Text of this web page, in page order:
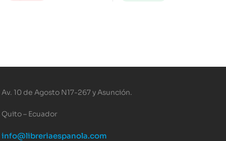
Av. 10 de Agosto N17-267 y Asunción.
Quito – Ecuador
info@libreriaespanola.com